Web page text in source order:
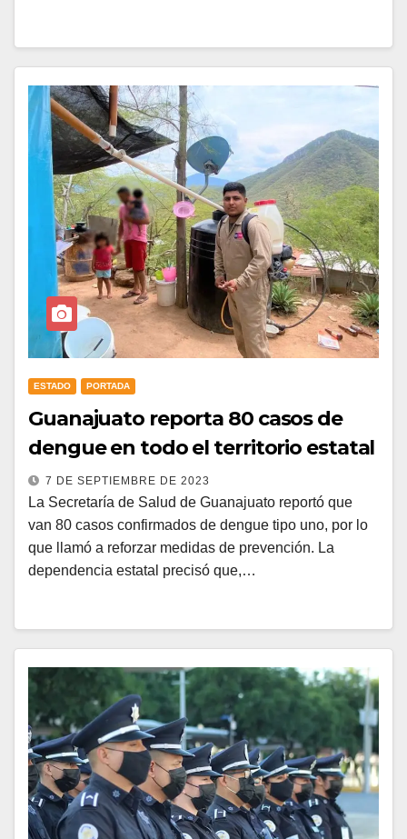
ESTADO PORTADA
Guanajuato reporta 80 casos de
dengue en todo el territorio estatal
7 DE SEPTIEMBRE DE 2023
La Secretaría de Salud de Guanajuato reportó que
van 80 casos confirmados de dengue tipo uno, por lo
que llamó a reforzar medidas de prevención. La
dependencia estatal precisó que,…